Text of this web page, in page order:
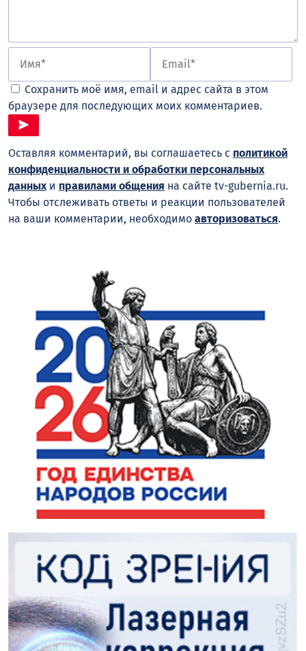
Сохранить моё имя, email и адрес сайта в этом
браузере для последующих моих комментариев.
Оставляя комментарий, вы соглашаетесь с политикой
конфиденциальности и обработки персональных
данных и правилами общения на сайте tv-gubernia.ru.
Чтобы отслеживать ответы и реакции пользователей
на ваши комментарии, необходимо авторизоваться.